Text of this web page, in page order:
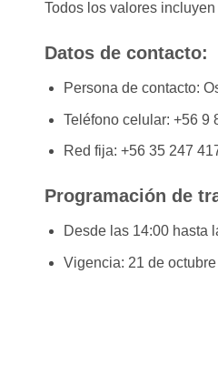
Todos los valores
Datos de contacto:
Persona de contacto:
Teléfono celular: +56 9
Red fija: +56 35 247
Programación de
Desde las 14:00 hasta
Vigencia: 21 de